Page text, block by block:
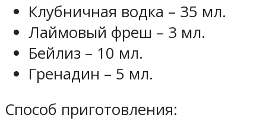
Клубничная водка – 35 мл.
Лаймовый фреш – 3 мл.
Бейлиз – 10 мл.
Гренадин – 5 мл.
Способ приготовления: